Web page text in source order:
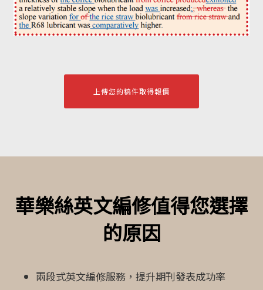
上傳您的稿件取得報價
華樂絲英文編修值得您選擇
的原因
兩段式英文編修服務，提升期刊發表成功率